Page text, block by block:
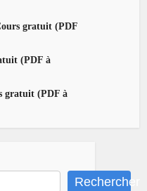
gratuit (PDF
(PDF à
gratuit (PDF à
Rechercher